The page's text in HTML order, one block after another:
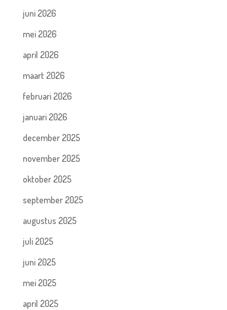
juni 2026
mei 2026
april 2026
maart 2026
februari 2026
januari 2026
december 2025
november 2025
oktober 2025
september 2025
augustus 2025
juli 2025
juni 2025
mei 2025
april 2025